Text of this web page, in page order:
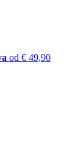
od € 49,90